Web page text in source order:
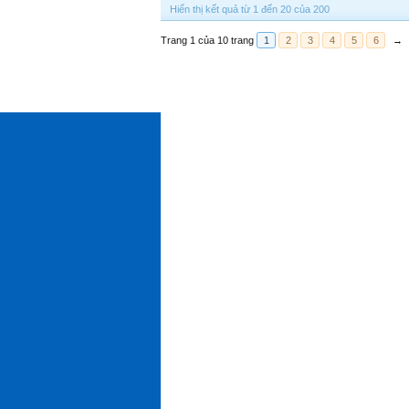
Hiển thị kết quả từ 1 đến 20 của 200
Trang 1 của 10 trang 1 2 3 4 5 6 →